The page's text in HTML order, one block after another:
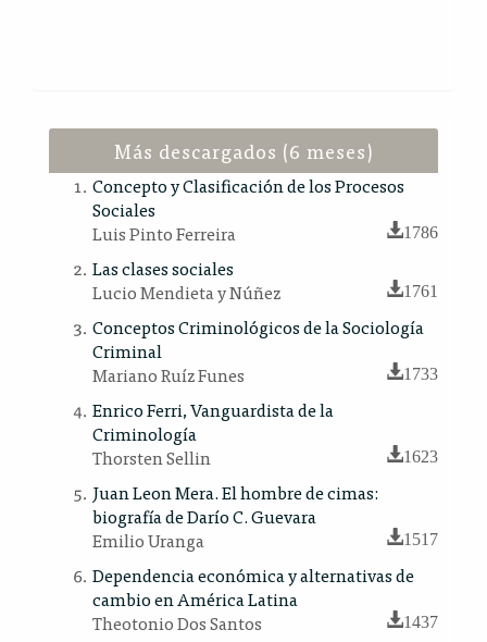
Más descargados (6 meses)
Concepto y Clasificación de los Procesos
Sociales
Luis Pinto Ferreira
1786
Las clases sociales
Lucio Mendieta y Núñez
1761
Conceptos Criminológicos de la Sociología
Criminal
Mariano Ruíz Funes
1733
Enrico Ferri, Vanguardista de la
Criminología
Thorsten Sellin
1623
Juan Leon Mera. El hombre de cimas:
biografía de Darío C. Guevara
Emilio Uranga
1517
Dependencia económica y alternativas de
cambio en América Latina
Theotonio Dos Santos
1437